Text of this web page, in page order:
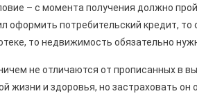
– с момента получения должно
оформить потребительский кредит, то
то недвижимость обязательно
не отличаются от прописанных в
жизни и здоровья, но застраховать он